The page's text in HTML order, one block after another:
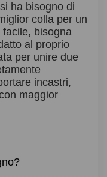
ha bisogno di
colla per un
facile, bisogna
al proprio
per unire due
incastri,
maggior